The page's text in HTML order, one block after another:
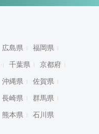
広島県 福岡県
千葉県 京都府
沖縄県 佐賀県
長崎県 群馬県
熊本県 石川県